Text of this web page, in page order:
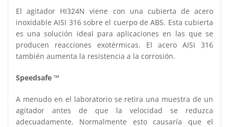
El agitador HI324N viene con una cubierta de acero
inoxidable AISI 316 sobre el cuerpo de ABS. Esta cubierta
es una solución ideal para aplicaciones en las que se
producen reacciones exotérmicas. El acero AISI 316
también aumenta la resistencia a la corrosión.
Speedsafe ™
A menudo en el laboratorio se retira una muestra de un
agitador antes de que la velocidad se reduzca
adecuadamente. Normalmente esto causaría que el